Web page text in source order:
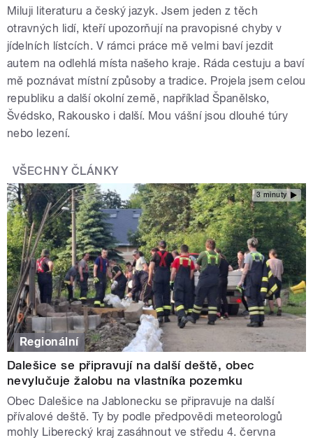
Miluji literaturu a český jazyk. Jsem jeden z těch
otravných lidí, kteří upozorňují na pravopisné chyby v
jídelních lístcích. V rámci práce mě velmi baví jezdit
autem na odlehlá místa našeho kraje. Ráda cestuju a baví
mě poznávat místní způsoby a tradice. Projela jsem celou
republiku a další okolní země, například Španělsko,
Švédsko, Rakousko i další. Mou vášní jsou dlouhé túry
nebo lezení.
VŠECHNY ČLÁNKY
3 minuty
Regionální
Dalešice se připravují na další deště, obec
nevylučuje žalobu na vlastníka pozemku
Obec Dalešice na Jablonecku se připravuje na další
přívalové deště. Ty by podle předpovědi meteorologů
mohly Liberecký kraj zasáhnout ve středu 4. června